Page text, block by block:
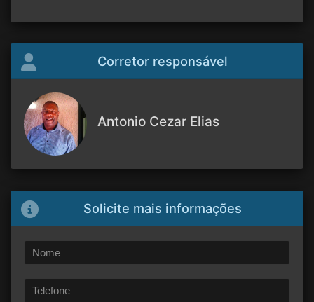
Corretor responsável
Antonio Cezar Elias
Solicite mais informações